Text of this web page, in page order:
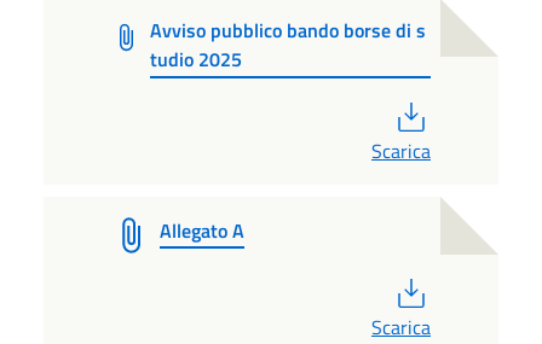
Avviso pubblico bando borse di s
tudio 2025
Scarica
Allegato A
Scarica